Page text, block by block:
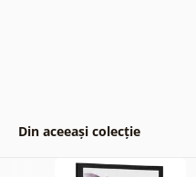
Din aceeași colecție